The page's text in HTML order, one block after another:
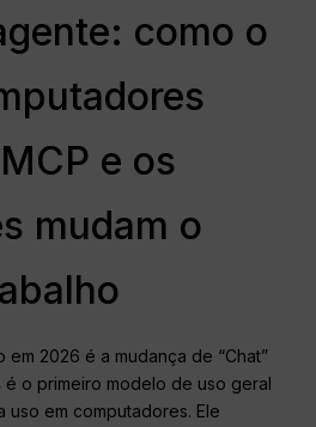
como o
e os
mudam o
em 2026 é a mudança de “Chat”
é o primeiro modelo de uso geral
uso em computadores. Ele